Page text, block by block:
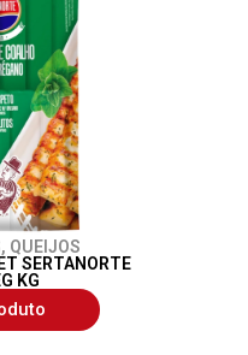
, QUEIJOS
SERTANORTE
KG